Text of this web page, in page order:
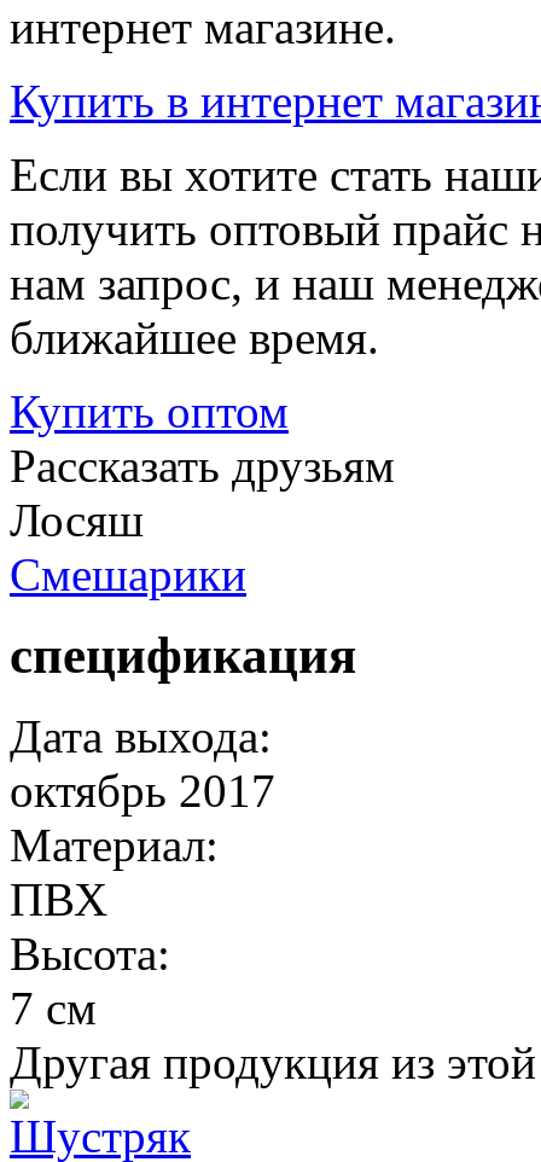
интернет магазине.
Купить в интернет
Если вы хотите стать
получить оптовый
нам запрос, и наш
ближайшее время.
Купить оптом
Рассказать друзьям
Лосяш
Смешарики
спецификация
Дата выхода:
октябрь 2017
Материал:
ПВХ
Высота:
7 см
Другая продукция из